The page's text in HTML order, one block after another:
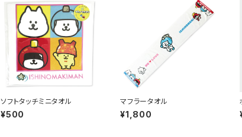
ソフトタッチミニタオル
¥500
マフラータオル
¥1,800